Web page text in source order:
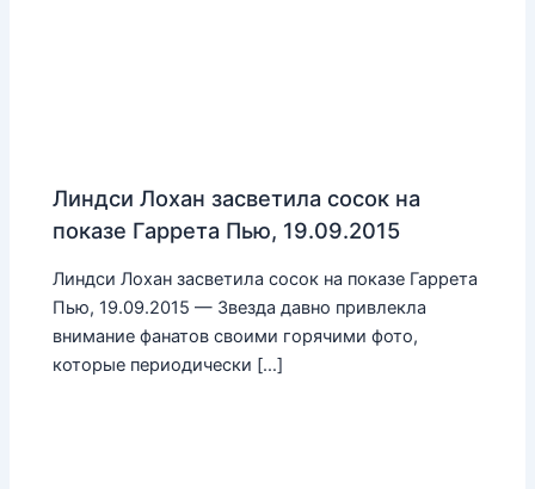
Линдси Лохан засветила сосок на
показе Гаррета Пью, 19.09.2015
Линдси Лохан засветила сосок на показе Гаррета
Пью, 19.09.2015 — Звезда давно привлекла
внимание фанатов своими горячими фото,
которые периодически […]